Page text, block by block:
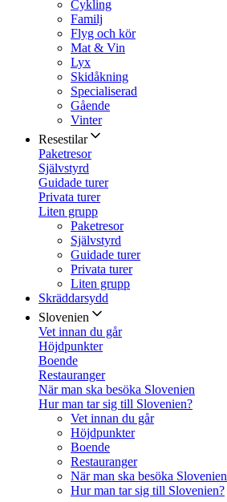
Cykling
Familj
Flyg och kör
Mat & Vin
Lyx
Skidåkning
Specialiserad
Gående
Vinter
Resestilar
Paketresor
Självstyrd
Guidade turer
Privata turer
Liten grupp
Paketresor
Självstyrd
Guidade turer
Privata turer
Liten grupp
Skräddarsydd
Slovenien
Vet innan du går
Höjdpunkter
Boende
Restauranger
När man ska besöka Slovenien
Hur man tar sig till Slovenien?
Vet innan du går
Höjdpunkter
Boende
Restauranger
När man ska besöka Slovenien
Hur man tar sig till Slovenien?